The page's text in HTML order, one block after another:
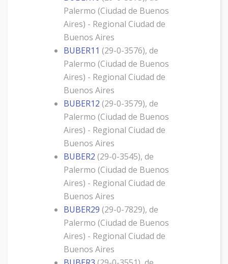
Palermo (Ciudad de Buenos
Aires) - Regional Ciudad de
Buenos Aires
BUBER11 (29-0-3576), de
Palermo (Ciudad de Buenos
Aires) - Regional Ciudad de
Buenos Aires
BUBER12 (29-0-3579), de
Palermo (Ciudad de Buenos
Aires) - Regional Ciudad de
Buenos Aires
BUBER2 (29-0-3545), de
Palermo (Ciudad de Buenos
Aires) - Regional Ciudad de
Buenos Aires
BUBER29 (29-0-7829), de
Palermo (Ciudad de Buenos
Aires) - Regional Ciudad de
Buenos Aires